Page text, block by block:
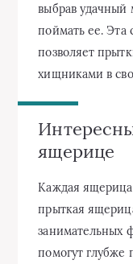
выбрав удачный
поймать ее. Эта
позволяет
хищниками в
ящерице
Каждая ящерица
прыткая
занимательных
помогут глубже